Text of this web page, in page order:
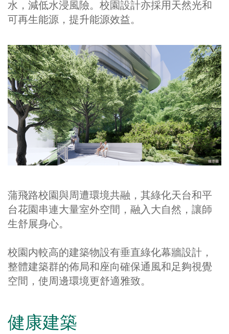
水，減低水浸風險。校園設計亦採用天然光和
可再生能源，提升能源效益。
蒲飛路校園與周遭環境共融，其綠化天台和平
台花園串連大量室外空間，融入大自然，讓師
生舒展身心。
校園内較高的建築物設有垂直綠化幕牆設計，
整體建築群的佈局和座向確保通風和足夠視覺
空間，使周邊環境更舒適雅致。
健康建築